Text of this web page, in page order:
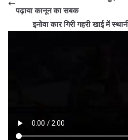
पढ़ाया कानून का सबक
इनोवा कार गिरी गहरी खाई में